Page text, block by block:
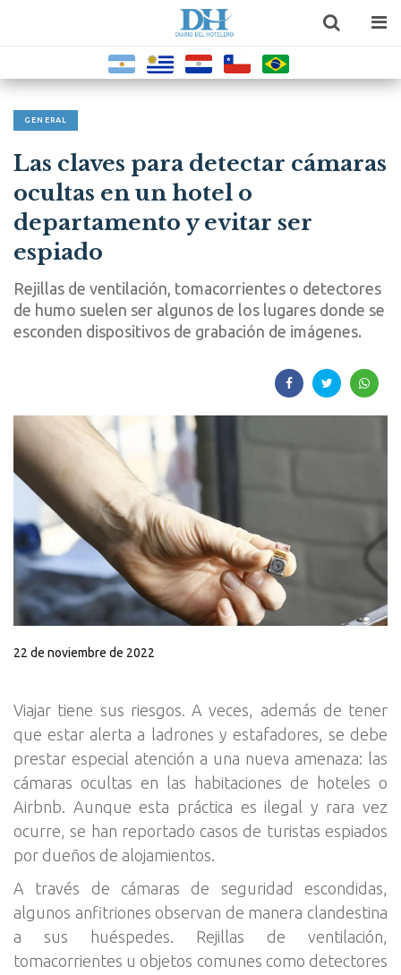
GENERAL
Las claves para detectar cámaras
ocultas en un hotel o
departamento y evitar ser
espiado
Rejillas de ventilación, tomacorrientes o detectores
de humo suelen ser algunos de los lugares donde se
esconden dispositivos de grabación de imágenes.
22 de noviembre de 2022
Viajar tiene sus riesgos. A veces, además de tener
que estar alerta a ladrones y estafadores, se debe
prestar especial atención a una nueva amenaza: las
cámaras ocultas en las habitaciones de hoteles o
Airbnb. Aunque esta práctica es ilegal y rara vez
ocurre, se han reportado casos de turistas espiados
por dueños de alojamientos.
A través de cámaras de seguridad escondidas,
algunos anfitriones observan de manera clandestina
a sus huéspedes. Rejillas de ventilación,
tomacorrientes u objetos comunes como detectores